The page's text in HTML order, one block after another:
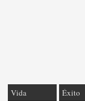
Vida Éxito